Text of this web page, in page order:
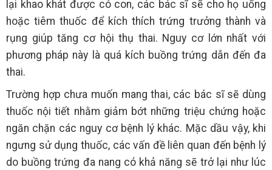
lại khao khát được có con, các bác sĩ sẽ cho họ uống
hoặc tiêm thuốc để kích thích trứng trưởng thành và
rụng giúp tăng cơ hội thụ thai. Nguy cơ lớn nhất với
phương pháp này là quá kích buồng trứng dẫn đến đa
thai.
Trường hợp chưa muốn mang thai, các bác sĩ sẽ dùng
thuốc nội tiết nhằm giảm bớt những triệu chứng hoặc
ngăn chặn các nguy cơ bệnh lý khác. Mặc dầu vậy, khi
ngưng sử dụng thuốc, các vấn đề liên quan đến bệnh lý
do buồng trứng đa nang có khả năng sẽ trở lại như lúc